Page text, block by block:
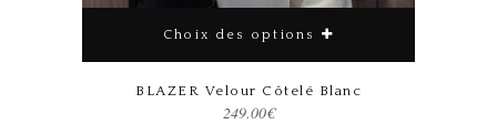
Choix des options
Ce produit a plusieurs variations. Les options peuvent être choisies sur la page du produit
BLAZER Velour Côtelé Blanc
249.00€